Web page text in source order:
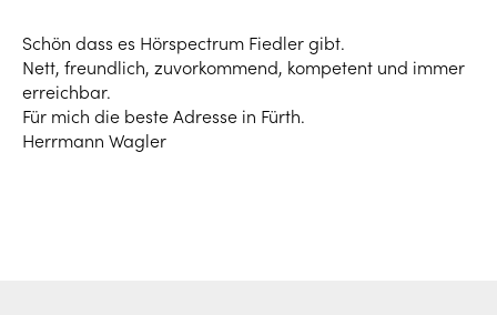
Schön dass es Hörspectrum Fiedler gibt.
Nett, freundlich, zuvorkommend, kompetent und immer
erreichbar.
Für mich die beste Adresse in Fürth.
Herrmann Wagler